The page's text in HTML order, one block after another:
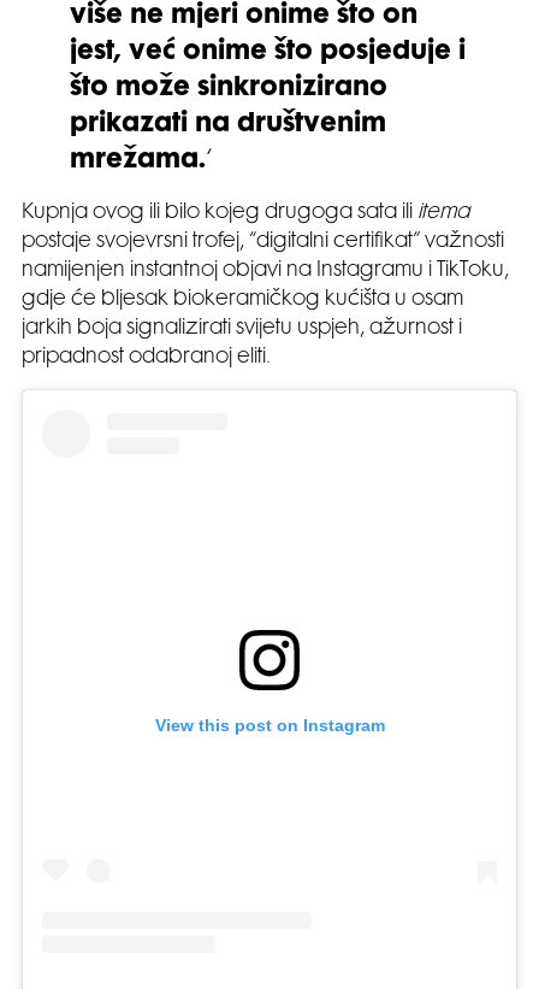
više ne mjeri onime što on
jest, već onime što posjeduje i
što može sinkronizirano
prikazati na društvenim
mrežama.‘
Kupnja ovog ili bilo kojeg drugoga sata ili itema
postaje svojevrsni trofej, “digitalni certifikat” važnosti
namijenjen instantnoj objavi na Instagramu i TikToku,
gdje će bljesak biokeramičkog kućišta u osam
jarkih boja signalizirati svijetu uspjeh, ažurnost i
pripadnost odabranoj eliti.
View this post on Instagram